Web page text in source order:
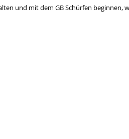
und mit dem GB Schürfen